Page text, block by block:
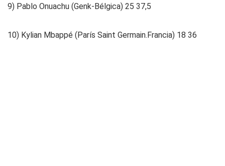
9) Pablo Onuachu (Genk-Bélgica) 25 37,5
10) Kylian Mbappé (París Saint Germain.Francia) 18 36